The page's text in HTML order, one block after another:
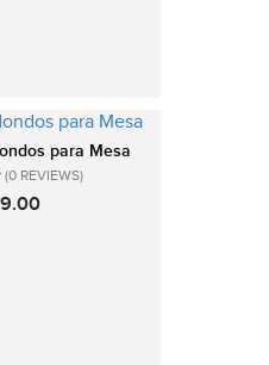
para Mesa
(0 REVIEWS)